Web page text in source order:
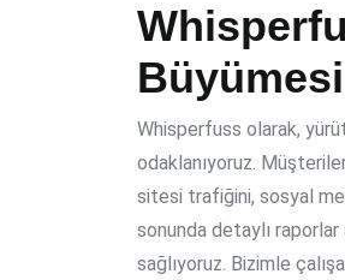
Büyümesi
Whisperfuss olarak,
odaklanıyoruz.
sitesi trafiğini, sosyal
sonunda detaylı raporlar
sağlıyoruz. Bizimle